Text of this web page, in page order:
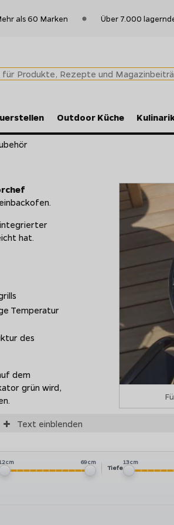
als 60 Marken Über 7.000
Outdoor Küche
integrierter
hat.
Temperatur
des
dem
grün wird,
Boden auf dem Outdoorchef
Pizzaschneider. Damit sind sie perfekt
Text einblenden
cm 69 cm
Tiefe
13 cm